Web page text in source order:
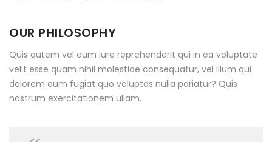
OUR PHILOSOPHY
Quis autem vel eum iure reprehenderit qui in ea voluptate
velit esse quam nihil molestiae consequatur, vel illum qui
dolorem eum fugiat quo voluptas nulla pariatur? Quis
nostrum exercitationem ullam.